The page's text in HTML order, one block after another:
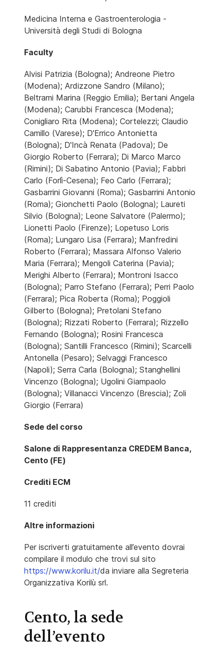
Medicina Interna e Gastroenterologia -
Università degli Studi di Bologna
Faculty
Alvisi Patrizia (Bologna); Andreone Pietro
(Modena); Ardizzone Sandro (Milano);
Beltrami Marina (Reggio Emilia); Bertani Angela
(Modena); Carubbi Francesca (Modena);
Conigliaro Rita (Modena); Cortelezzi; Claudio
Camillo (Varese); D'Errico Antonietta
(Bologna); D'Incà Renata (Padova); De
Giorgio Roberto (Ferrara); Di Marco Marco
(Rimini); Di Sabatino Antonio (Pavia); Fabbri
Carlo (Forlì-Cesena); Feo Carlo (Ferrara);
Gasbarrini Giovanni (Roma); Gasbarrini Antonio
(Roma); Gionchetti Paolo (Bologna); Laureti
Silvio (Bologna); Leone Salvatore (Palermo);
Lionetti Paolo (Firenze); Lopetuso Loris
(Roma); Lungaro Lisa (Ferrara); Manfredini
Roberto (Ferrara); Massara Alfonso Valerio
Maria (Ferrara); Mengoli Caterina (Pavia);
Merighi Alberto (Ferrara); Montroni Isacco
(Bologna); Parro Stefano (Ferrara); Perri Paolo
(Ferrara); Pica Roberta (Roma); Poggioli
Gilberto (Bologna); Pretolani Stefano
(Bologna); Rizzati Roberto (Ferrara); Rizzello
Fernando (Bologna); Rosini Francesca
(Bologna); Santilli Francesco (Rimini); Scarcelli
Antonella (Pesaro); Selvaggi Francesco
(Napoli); Serra Carla (Bologna); Stanghellini
Vincenzo (Bologna); Ugolini Giampaolo
(Bologna); Villanacci Vincenzo (Brescia); Zoli
Giorgio (Ferrara)
Sede del corso
Salone di Rappresentanza CREDEM Banca,
Cento (FE)
Crediti ECM
11 crediti
Altre informazioni
Per iscriverti gratuitamente all’evento dovrai
compilare il modulo che trovi sul sito
https://www.korilu.it/da inviare alla Segreteria
Organizzativa Korilù srl.
Cento, la sede
dell’evento